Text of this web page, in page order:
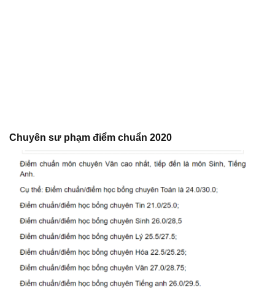
Chuyên sư phạm điểm chuẩn 2020